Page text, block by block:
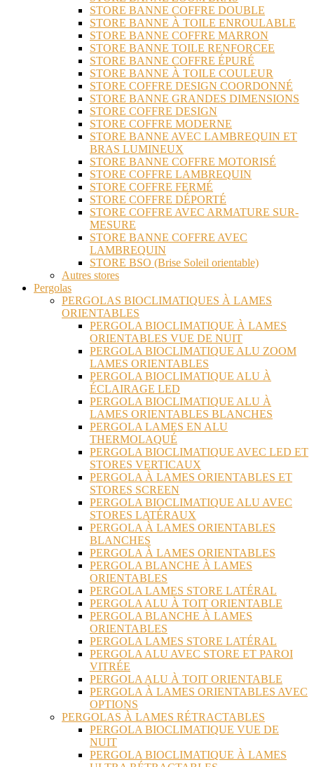
STORE BANNE COFFRE DOUBLE
STORE BANNE À TOILE ENROULABLE
STORE BANNE COFFRE MARRON
STORE BANNE TOILE RENFORCEE
STORE BANNE COFFRE ÉPURÉ
STORE BANNE À TOILE COULEUR
STORE COFFRE DESIGN COORDONNÉ
STORE BANNE GRANDES DIMENSIONS
STORE COFFRE DESIGN
STORE COFFRE MODERNE
STORE BANNE AVEC LAMBREQUIN ET
BRAS LUMINEUX
STORE BANNE COFFRE MOTORISÉ
STORE COFFRE LAMBREQUIN
STORE COFFRE FERMÉ
STORE COFFRE DÉPORTÉ
STORE COFFRE AVEC ARMATURE SUR-
MESURE
STORE BANNE COFFRE AVEC
LAMBREQUIN
STORE BSO (Brise Soleil orientable)
Autres stores
Pergolas
PERGOLAS BIOCLIMATIQUES À LAMES
ORIENTABLES
PERGOLA BIOCLIMATIQUE À LAMES
ORIENTABLES VUE DE NUIT
PERGOLA BIOCLIMATIQUE ALU ZOOM
LAMES ORIENTABLES
PERGOLA BIOCLIMATIQUE ALU À
ÉCLAIRAGE LED
PERGOLA BIOCLIMATIQUE ALU À
LAMES ORIENTABLES BLANCHES
PERGOLA LAMES EN ALU
THERMOLAQUÉ
PERGOLA BIOCLIMATIQUE AVEC LED ET
STORES VERTICAUX
PERGOLA À LAMES ORIENTABLES ET
STORES SCREEN
PERGOLA BIOCLIMATIQUE ALU AVEC
STORES LATÉRAUX
PERGOLA À LAMES ORIENTABLES
BLANCHES
PERGOLA À LAMES ORIENTABLES
PERGOLA BLANCHE À LAMES
ORIENTABLES
PERGOLA LAMES STORE LATÉRAL
PERGOLA ALU À TOIT ORIENTABLE
PERGOLA BLANCHE À LAMES
ORIENTABLES
PERGOLA LAMES STORE LATÉRAL
PERGOLA ALU AVEC STORE ET PAROI
VITRÉE
PERGOLA ALU À TOIT ORIENTABLE
PERGOLA À LAMES ORIENTABLES AVEC
OPTIONS
PERGOLAS À LAMES RÉTRACTABLES
PERGOLA BIOCLIMATIQUE VUE DE
NUIT
PERGOLA BIOCLIMATIQUE À LAMES